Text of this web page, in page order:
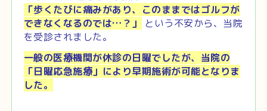
「歩くたびに痛みがあり、このままではゴルフが
できなくなるのでは…？」
という不安から、当院
を受診されました。
一般の医療機関が休診の日曜でしたが、当院の
「日曜応急施療」により早期施術が可能となりま
した。